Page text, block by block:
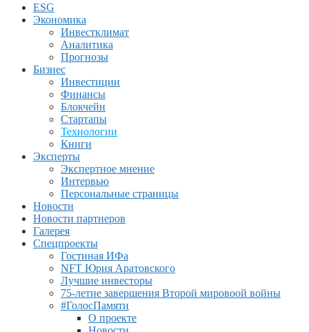
ESG
Экономика
Инвестклимат
Аналитика
Прогнозы
Бизнес
Инвестиции
Финансы
Блокчейн
Стартапы
Технологии
Книги
Эксперты
Экспертное мнение
Интервью
Персональные страницы
Новости
Новости партнеров
Галерея
Спецпроекты
Гостиная ИФа
NFT Юрия Аратовского
Лучшие инвесторы
75-летие завершения Второй мировоой войны
#ГолосПамяти
О проекте